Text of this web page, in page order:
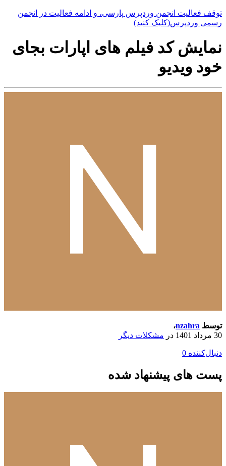
توقف فعالیت انجمن وردپرس پارسی، و ادامه فعالیت در انجمن
رسمی وردپرس(کلیک کنید)
نمایش کد فیلم های اپارات بجای
خود ویدیو
توسط nzahra،
30 مرداد 1401
در مشکلات دیگر
دنبال‌کننده 0
پست های پیشنهاد شده